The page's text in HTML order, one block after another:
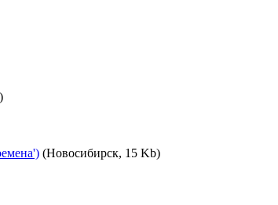
(Новосибирск, 15 Kb)